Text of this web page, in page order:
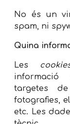
No és un
spam, ni
Quina
Les
targetes
fotografies,
etc. Les